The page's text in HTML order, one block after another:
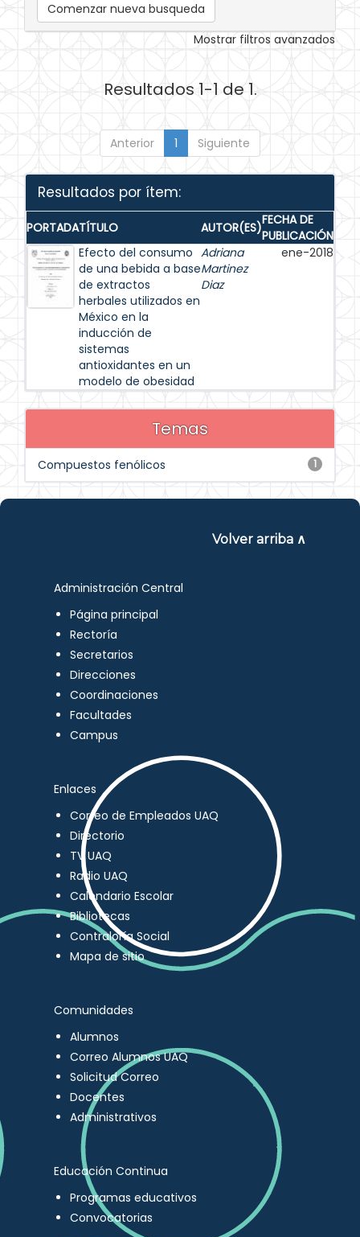
Comenzar nueva busqueda
Mostrar filtros avanzados
Resultados 1-1 de 1.
Anterior 1 Siguiente
Resultados por ítem:
PORTADATÍTULO AUTOR(ES)FECHA DE
PUBLICACIÓN
Efecto del consumo
de una bebida a base
de extractos
herbales utilizados en
México en la
inducción de
sistemas
antioxidantes en un
modelo de obesidad
Adriana
Martinez
Diaz
ene-2018
Temas
1
Compuestos fenólicos
Volver arriba ∧
Administración Central
Página principal
Rectoría
Secretarios
Direcciones
Coordinaciones
Facultades
Campus
Enlaces
Correo de Empleados UAQ
Directorio
TV UAQ
Radio UAQ
Calendario Escolar
Bibliotecas
Contraloría Social
Mapa de sitio
Comunidades
Alumnos
Correo Alumnos UAQ
Solicitud Correo
Docentes
Administrativos
Educación Continua
Programas educativos
Convocatorias